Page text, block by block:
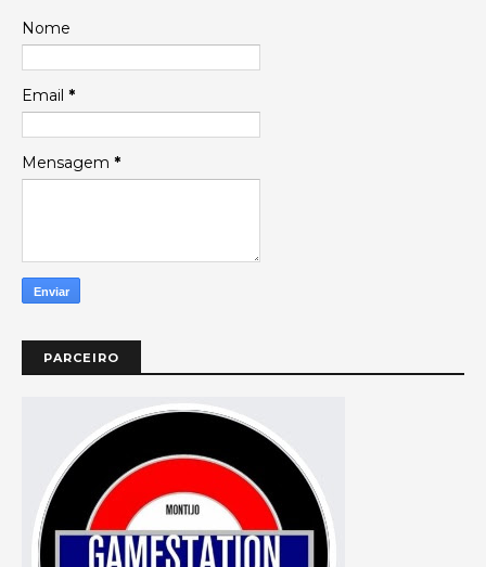
Nome
Email *
Mensagem *
PARCEIRO